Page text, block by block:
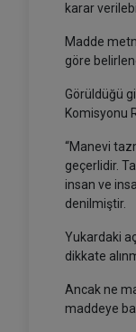
karar
Madde
göre
Görüldüğü
Komisyonu
“Manevi
geçerlidir.
insan ve
denilmiştir.
Yukardaki
dikkate
Ancak ne
maddeye